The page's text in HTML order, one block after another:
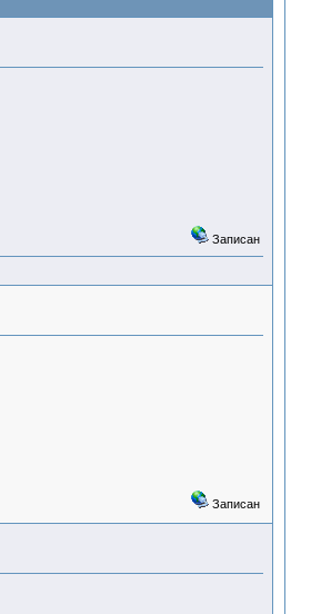
Записан
Записан